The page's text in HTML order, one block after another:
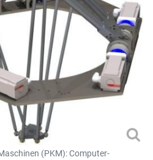
(PKM): Computer-